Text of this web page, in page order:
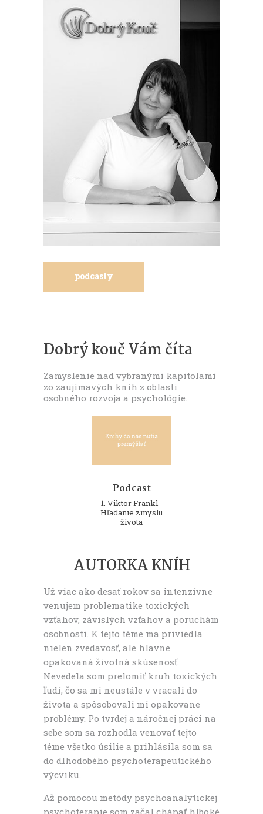
podcasty
Dobrý kouč Vám číta
Zamyslenie nad vybranými kapitolami
zo zaujímavých kníh z oblasti
osobného rozvoja a psychológie.
Podcast
1. Viktor Frankl -
Hľadanie zmyslu
života
AUTORKA KNÍH
Už viac ako desať rokov sa intenzívne
venujem problematike toxických
vzťahov, závislých vzťahov a poruchám
osobnosti. K tejto téme ma priviedla
nielen zvedavosť, ale hlavne
opakovaná životná skúsenosť.
Nevedela som prelomiť kruh toxických
ľudí, čo sa mi neustále v vracali do
života a spôsobovali mi opakovane
problémy. Po tvrdej a náročnej práci na
sebe som sa rozhodla venovať tejto
téme všetko úsilie a prihlásila som sa
do dlhodobého psychoterapeutického
výcviku.
Až pomocou metódy psychoanalytickej